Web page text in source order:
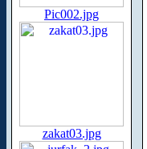
Pic002.jpg
zakat03.jpg